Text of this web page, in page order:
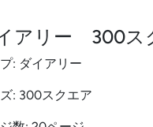
アリー 300
: ダイアリー
: 300スクエア